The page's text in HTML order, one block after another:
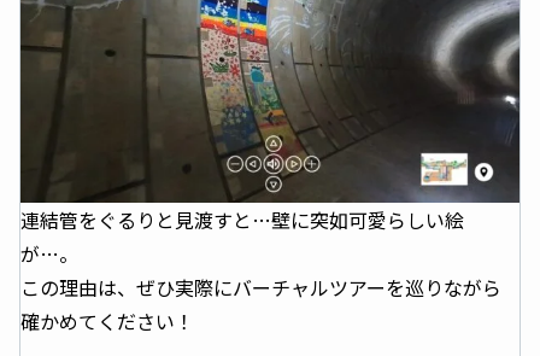
連結管をぐるりと見渡すと…壁に突如可愛らしい絵
が…。
この理由は、ぜひ実際にバーチャルツアーを巡りながら
確かめてください！